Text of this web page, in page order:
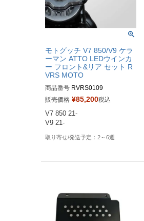
モトグッチ V7 850/V9 ケラ
ーマン ATTO LEDウインカ
ー フロント&リア セット R
VRS MOTO
商品番号 RVRS0109
販売価格 ¥85,200税込
V7 850 21-
V9 21-
2～6週